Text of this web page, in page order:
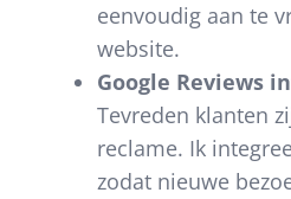
eenvoudig aan te
website.
Google Reviews
Tevreden klanten
reclame. Ik
zodat nieuwe